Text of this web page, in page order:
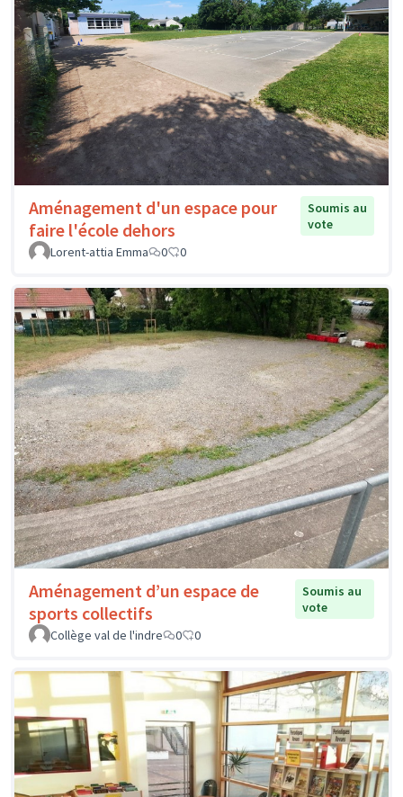
Aménagement d'un espace pour
faire l'école dehors
Soumis au
vote
Lorent-attia Emma
0 0
Aménagement d’un espace de
sports collectifs
Soumis au
vote
Collège val de l'indre
0 0